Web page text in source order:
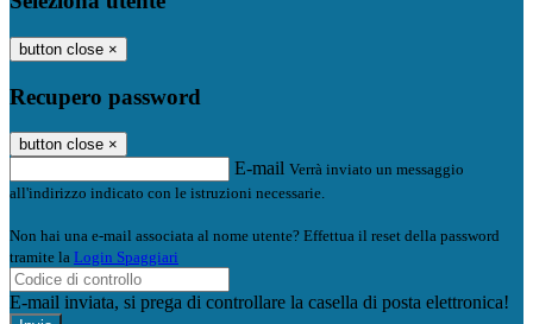
button close ×
Recupero password
button close ×
E-mail Verrà inviato un messaggio
all'indirizzo indicato con le istruzioni necessarie.
Non hai una e-mail associata al nome utente? Effettua il reset della password
tramite la Login Spaggiari
E-mail inviata, si prega di controllare la casella di posta elettronica!